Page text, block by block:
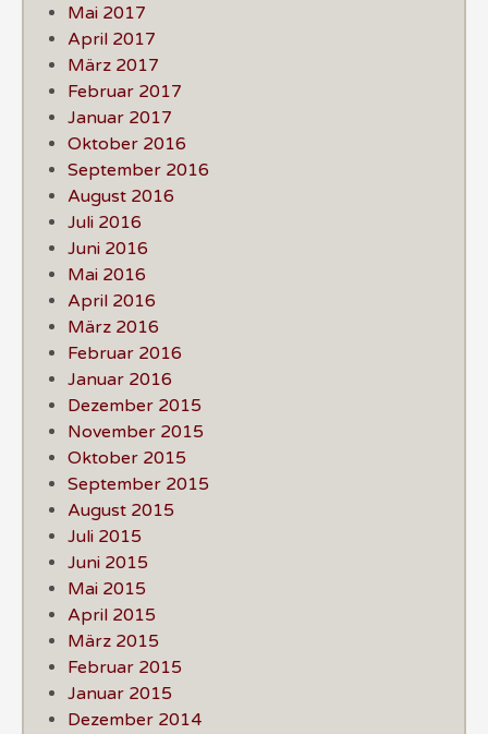
Mai 2017
April 2017
März 2017
Februar 2017
Januar 2017
Oktober 2016
September 2016
August 2016
Juli 2016
Juni 2016
Mai 2016
April 2016
März 2016
Februar 2016
Januar 2016
Dezember 2015
November 2015
Oktober 2015
September 2015
August 2015
Juli 2015
Juni 2015
Mai 2015
April 2015
März 2015
Februar 2015
Januar 2015
Dezember 2014